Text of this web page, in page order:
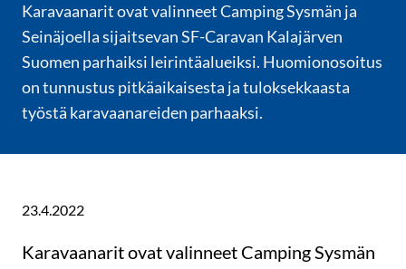
Karavaanarit ovat valinneet Camping Sysmän ja
Seinäjoella sijaitsevan SF-Caravan Kalajärven
Suomen parhaiksi leirintäalueiksi. Huomionosoitus
on tunnustus pitkäaikaisesta ja tuloksekkaasta
työstä karavaanareiden parhaaksi.
23.4.2022
Karavaanarit ovat valinneet Camping Sysmän